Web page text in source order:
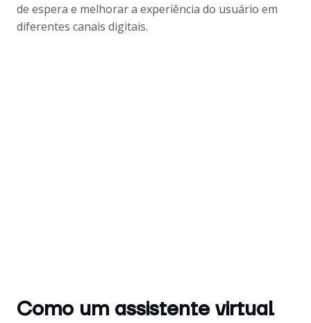
de espera e melhorar a experiência do usuário em
diferentes canais digitais.
Como um assistente virtual